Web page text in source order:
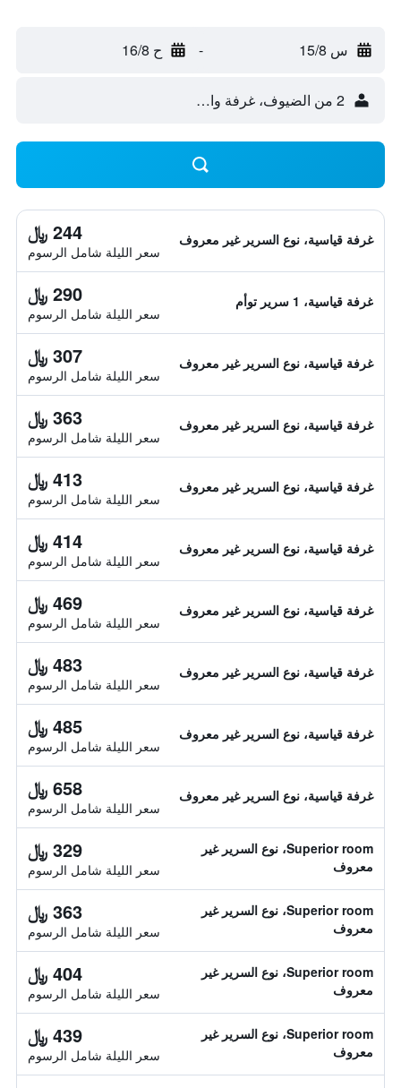
س 15/8 - ح 16/8
2 من الضيوف، غرفة واحدة
غرفة قياسية، نوع السرير غير معروف 244 ﷼
سعر الليلة شامل الرسوم
غرفة قياسية، 1 سرير توأم 290 ﷼
سعر الليلة شامل الرسوم
غرفة قياسية، نوع السرير غير معروف 307 ﷼
سعر الليلة شامل الرسوم
غرفة قياسية، نوع السرير غير معروف 363 ﷼
سعر الليلة شامل الرسوم
غرفة قياسية، نوع السرير غير معروف 413 ﷼
سعر الليلة شامل الرسوم
غرفة قياسية، نوع السرير غير معروف 414 ﷼
سعر الليلة شامل الرسوم
غرفة قياسية، نوع السرير غير معروف 469 ﷼
سعر الليلة شامل الرسوم
غرفة قياسية، نوع السرير غير معروف 483 ﷼
سعر الليلة شامل الرسوم
غرفة قياسية، نوع السرير غير معروف 485 ﷼
سعر الليلة شامل الرسوم
غرفة قياسية، نوع السرير غير معروف 658 ﷼
سعر الليلة شامل الرسوم
Superior room، نوع السرير غير
معروف
329 ﷼
سعر الليلة شامل الرسوم
Superior room، نوع السرير غير
معروف
363 ﷼
سعر الليلة شامل الرسوم
Superior room، نوع السرير غير
معروف
404 ﷼
سعر الليلة شامل الرسوم
Superior room، نوع السرير غير
معروف
439 ﷼
سعر الليلة شامل الرسوم